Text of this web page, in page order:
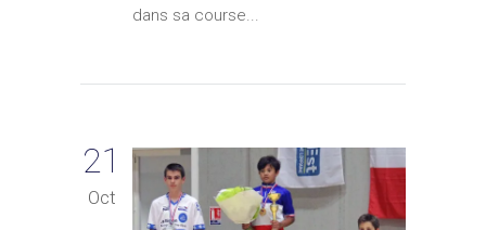
dans sa course...
21
Oct